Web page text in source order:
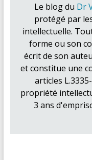
Le blog du Dr
protégé par
intellectuelle.
forme ou son
écrit de son
et constitue une
articles
propriété
3 ans